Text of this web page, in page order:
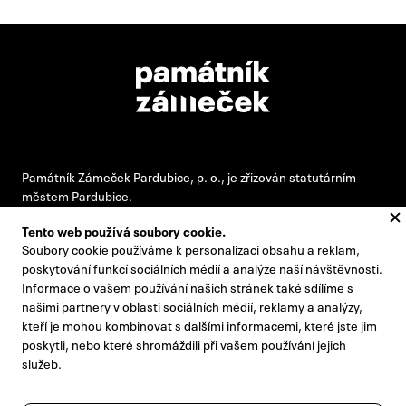
Památník Zámeček Pardubice, p. o., je zřizován statutárním
městem Pardubice.
#pamatnikzamecek
zamecek@zamecek-memorial.cz
+420 732 895 221
Kontakty
Tento web používá soubory cookie.
Soubory cookie používáme k personalizaci obsahu a reklam,
poskytování funkcí sociálních médií a analýze naší návštěvnosti.
Informace o vašem používání našich stránek také sdílíme s
našimi partnery v oblasti sociálních médií, reklamy a analýzy,
kteří je mohou kombinovat s dalšími informacemi, které jste jim
poskytli, nebo které shromáždili při vašem používání jejich
služeb.